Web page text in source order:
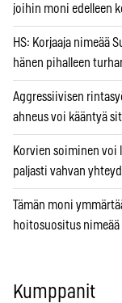
joihin moni edelleen
HS: Korjaaja nimeää
hänen pihalleen
Aggressiivisen
ahneus voi kääntyä
Korvien soiminen voi
paljasti vahvan
Tämän moni
hoitosuositus
Kumppanit